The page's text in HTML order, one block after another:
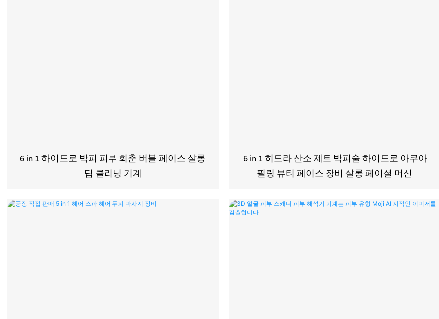
6 in 1 하이드로 박피 피부 회춘 버블 페이스 살롱
딥 클리닝 기계
6 in 1 히드라 산소 제트 박피술 하이드로 아쿠아
필링 뷰티 페이스 장비 살롱 페이셜 머신